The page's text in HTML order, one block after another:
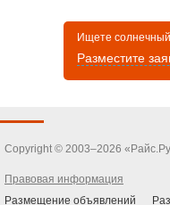
Ищете
Разместите
Copyright © 2003–2026
Правовая информация
Размещение объявлений